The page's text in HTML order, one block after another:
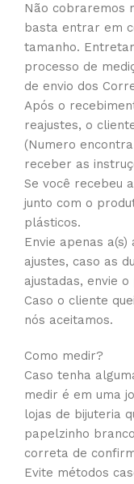
Não cobraremos
basta entrar em
tamanho.
processo de
de envio dos
Após o
reajustes, o
(Numero
receber as
Se você recebeu
junto com o
plásticos.
Envie apenas a(s)
ajustes, caso as
ajustadas, envie o
Caso o cliente
nós aceitamos.
Como medir?
Caso tenha
medir é em uma
lojas de bijuteria
papelzinho
correta de
Evite métodos